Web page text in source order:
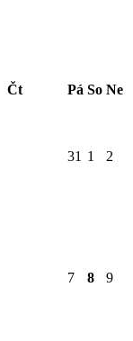
Čt Pá So Ne
31 1 2
7 8 9